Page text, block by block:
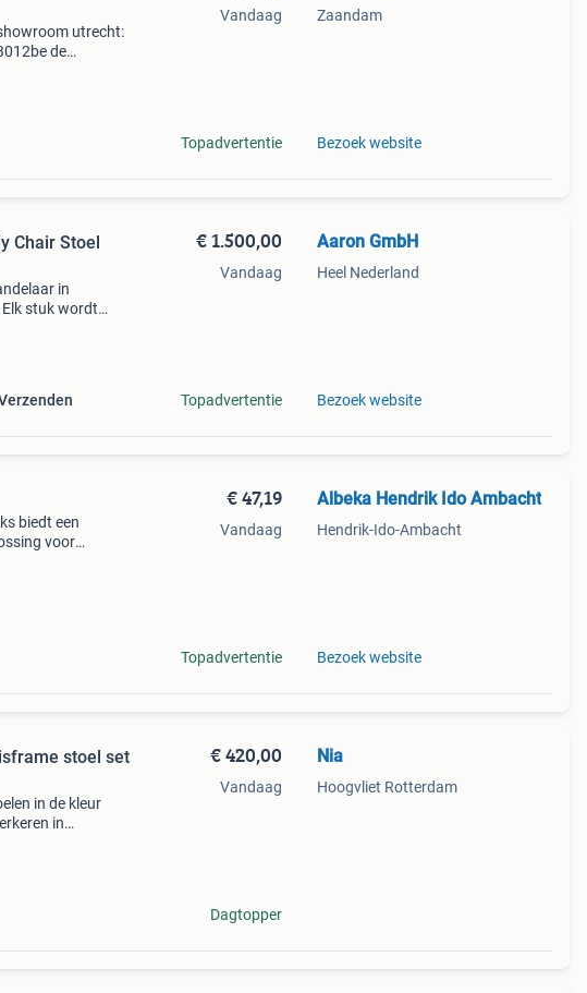
utrecht:
de
Vandaag
Topadvertentie
Zaandam
Bezoek website
Chair Stoel
in
stuk wordt
€ 1.500,00
Vandaag
Topadvertentie
Aaron GmbH
Heel Nederland
Bezoek website
biedt een
voor
€ 47,19
Vandaag
Topadvertentie
Albeka Hendrik Ido Ambacht
Hendrik-Ido-Ambacht
Bezoek website
stoel set
in de kleur
in
€ 420,00
Vandaag
Dagtopper
Nia
Hoogvliet Rotterdam